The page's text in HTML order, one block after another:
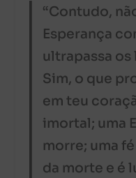
“Contudo,
Esperança
ultrapassa
Sim, o que
em teu
imortal; uma
morre; uma
da morte e é